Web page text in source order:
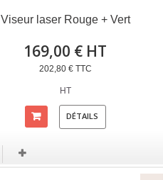
Viseur laser Rouge + Vert
169,00 € HT
202,80 € TTC
HT
DÉTAILS